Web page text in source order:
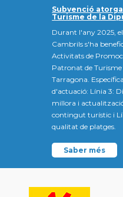
Subvenció
Turisme de la
Durant l'any 2025,
Cambrils s'ha
Activitats de
Patronat de
Tarragona.
d'actuació: Línia 3:
millora i
contingut turístic i
qualitat de platges.
Saber més